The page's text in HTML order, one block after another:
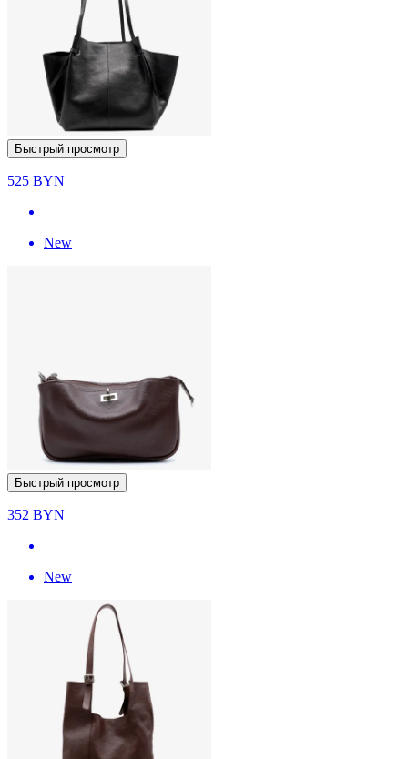
Быстрый просмотр
525 BYN
New
Быстрый просмотр
352 BYN
New